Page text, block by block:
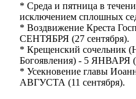
* Среда и пятница в
исключением сплошных
* Воздвижение Креста
СЕНТЯБРЯ (27 сентября).
* Крещенский сочельник
Богоявления) - 5 ЯНВАРЯ
* Усекновение главы
АВГУСТА (11 сентября).